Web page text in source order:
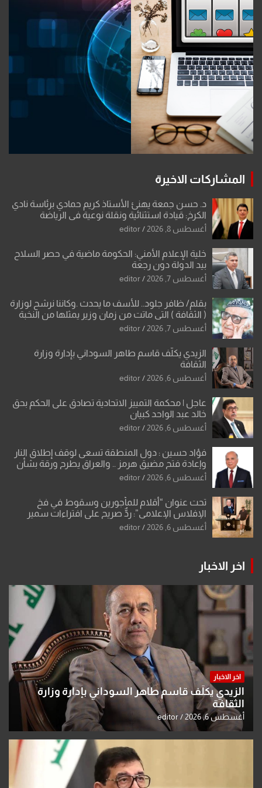
المشاركات الاخيرة
د. حسن جمعة يهنئ الأستاذ كريم حمادي برئاسة نادي
الكرخ: قيادة استثنائية ونقلة نوعية في الرياضة
العراقية
أغسطس 8, 2026 editor
خلية الإعلام الأمني: الحكومة ماضية في حصر السلاح
بيد الدولة دون رجعة
أغسطس 7, 2026 editor
بقلم/ ظافر جلود.. للأسف ما يحدث .وكاننا نرشح لوزارة
( الثقافة ) التي ماتت من زمان وزير يمثلها من النخبة
والإرث العظيم للثقافة العراقية..
أغسطس 7, 2026 editor
الزيدي يكلّف قاسم طاهر السوداني بإدارة وزارة
الثقافة
أغسطس 6, 2026 editor
عاجل | محكمة التمييز الاتحادية تصادق على الحكم بحق
خالد عبد الواحد كبيان
أغسطس 6, 2026 editor
فؤاد حسين : دول المنطقة تسعى لوقف إطلاق النار
وإعادة فتح مضيق هرمز .. والعراق يطرح ورقة بشأن
تحولات القدس
أغسطس 6, 2026 editor
تحت عنوان “أقلام للمأجورين وسقوط في فخ
الإفلاس الإعلامي”: ردٌّ صريح على افتراءات سمير
الشكرجي
أغسطس 6, 2026 editor
اخر الاخبار
اخر الاخبار
الزيدي يكلّف قاسم طاهر السوداني بإدارة وزارة
الثقافة
أغسطس 6, 2026 editor